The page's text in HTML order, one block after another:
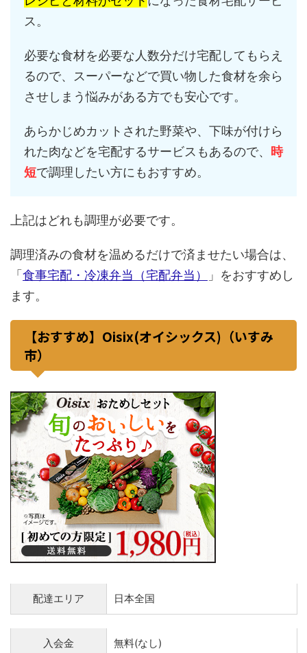
ス。
必要な食材を必要な人数分だけ宅配してもらえ
るので、スーパーなどで買い物した食材を余ら
させしまう悩みがある方でも安心です。
あらかじめカットされた野菜や、下味が付けら
れた肉などを宅配するサービスもあるので、
時
短で調理したい方にもおすすめ。
上記はどれも調理が必要です。
調理済みの食材を温めるだけで済ませたい場合は、
「 食事宅配・冷凍弁当（宅配弁当）
」をおすすめし
ます。
【おすすめ】Oisix(オイシックス)（いすみ
市）
配達エリア 日本全国
入会金 無料(なし)